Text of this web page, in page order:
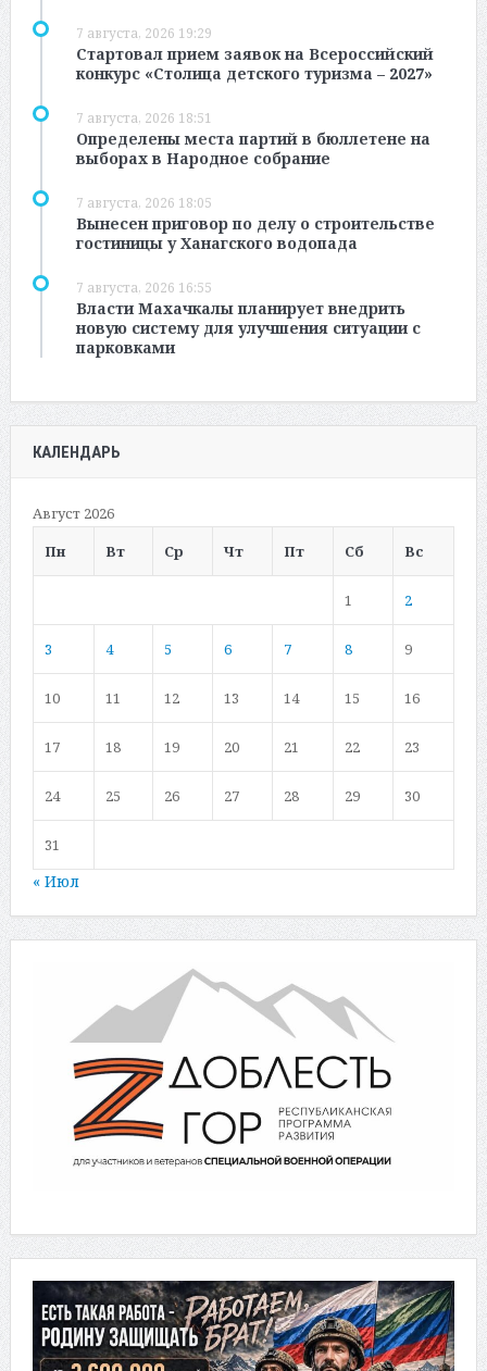
7 августа, 2026 19:29
Стартовал прием заявок на Всероссийский
конкурс «Столица детского туризма – 2027»
7 августа, 2026 18:51
Определены места партий в бюллетене на
выборах в Народное собрание
7 августа, 2026 18:05
Вынесен приговор по делу о строительстве
гостиницы у Ханагского водопада
7 августа, 2026 16:55
Власти Махачкалы планирует внедрить
новую систему для улучшения ситуации с
парковками
КАЛЕНДАРЬ
Август 2026
Пн
Вт Ср Чт Пт Сб Вс
1 2
3 4 5 6 7 8 9
10 11 12 13 14 15 16
17 18 19 20 21 22 23
24 25 26 27 28 29 30
31
« Июл